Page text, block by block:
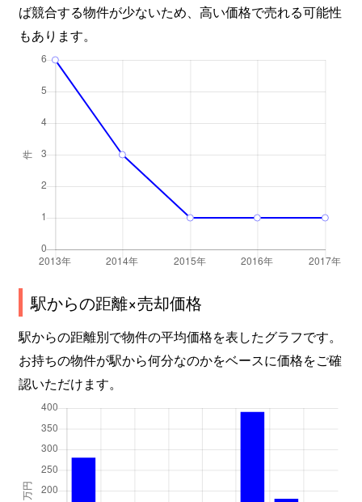
ば競合する物件が少ないため、高い価格で売れる可能性
もあります。
駅からの距離×売却価格
駅からの距離別で物件の平均価格を表したグラフです。
お持ちの物件が駅から何分なのかをベースに価格をご確
認いただけます。